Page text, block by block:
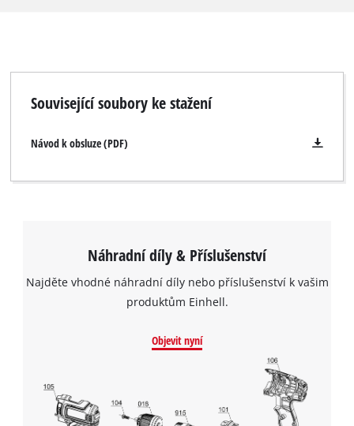
K načtení služby Google Maps
potřebujeme váš souhlas!
This content is not permitted to load due
Související soubory ke stažení
Návod k obsluze (PDF)
Náhradní díly & Příslušenství
Najděte vhodné náhradní díly nebo příslušenství k vašim
produktům Einhell.
Objevit nyní